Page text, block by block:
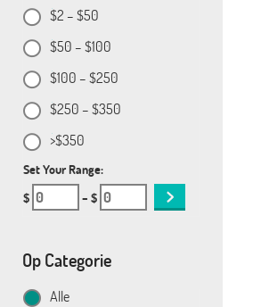
$2 – $50
$50 – $100
$100 – $250
$250 – $350
>$350
Set Your Range:
$
– $
Op Categorie
Alle